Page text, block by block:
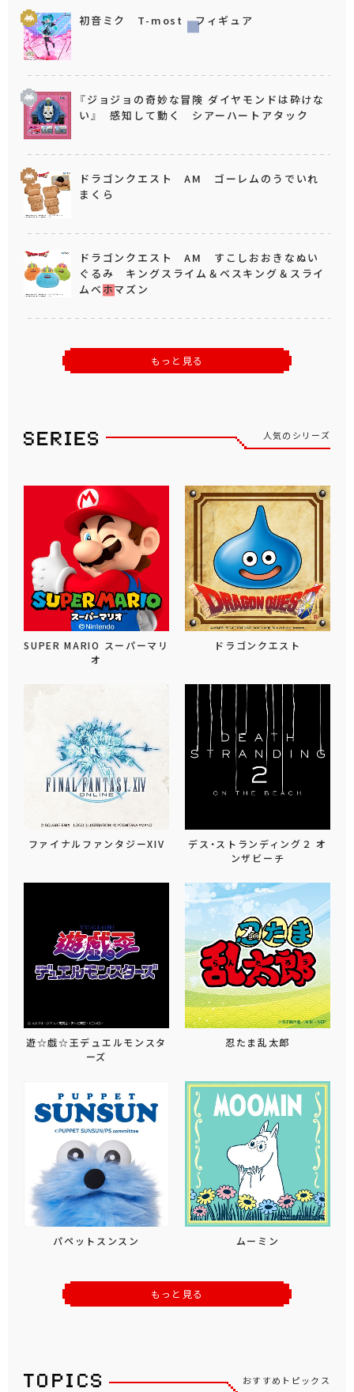
初音ミク T-most フィギュア
『ジョジョの奇妙な冒険 ダイヤモンドは砕けな
い』 感知して動く シアーハートアタック
ドラゴンクエスト AM ゴーレムのうでいれ
まくら
ドラゴンクエスト AM すこしおおきなぬい
ぐるみ キングスライム＆ベスキング＆スライ
ムベホマズン
もっと見る
人気のシリーズ
SUPER MARIO スーパーマリ
オ
ドラゴンクエスト
ファイナルファンタジーXIV
デス・ストランディング２ オ
ンザビーチ
遊☆戯☆王デュエルモンスタ
ーズ
忍たま乱太郎
パペットスンスン ムーミン
もっと見る
おすすめトピックス